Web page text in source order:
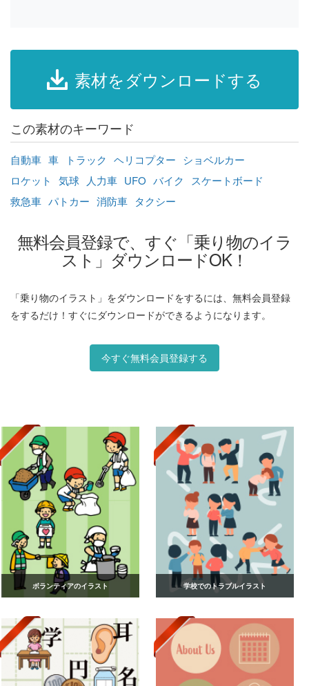
素材をダウンロードする
この素材のキーワード
自動車 車 トラック ヘリコプター ショベルカー
ロケット
気球 人力車 UFO バイク
スケートボード
救急車 パトカー 消防車 タクシー
無料会員登録で、すぐ「乗り物のイラ
スト」ダウンロードOK！
「乗り物のイラスト」をダウンロードをするには、無料会員登録
をするだけ！すぐにダウンロードができるようになります。
今すぐ無料会員登録する
ボランティアのイラスト 学校でのトラブルイラスト